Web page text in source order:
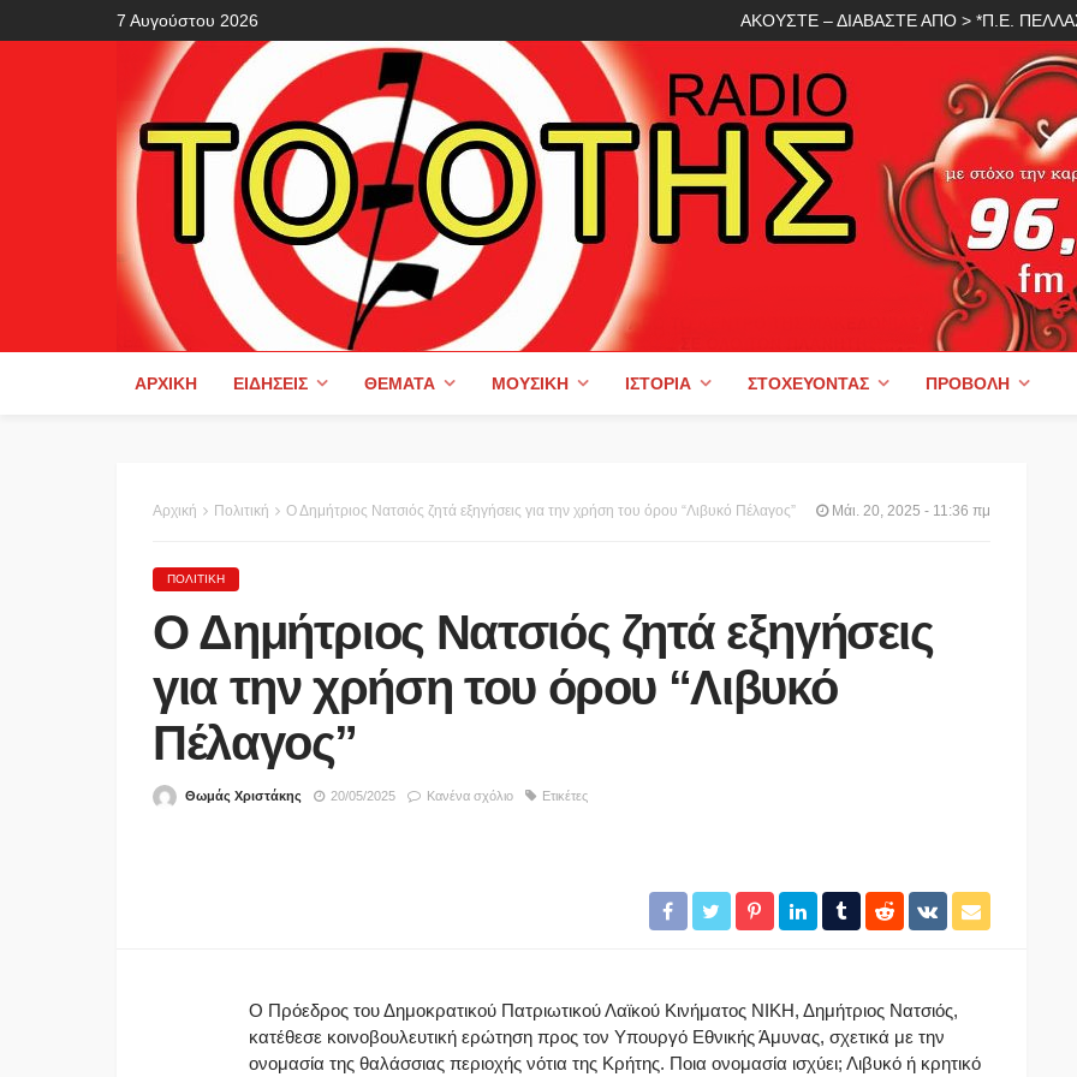
7 Αυγούστου 2026 ΑΚΟΥΣΤΕ – ΔΙΑΒΑΣΤΕ ΑΠΟ > *Π.Ε.
ΑΡΧΙΚΉ ΕΙΔΉΣΕΙΣ ΘΈΜΑΤΑ ΜΟΥΣΙΚΉ ΙΣΤΟΡΊΑ ΣΤΟΧΕΎΟΝΤΑΣ ΠΡΟΒΟΛΉ
Αρχική Πολιτική Ο Δημήτριος Νατσιός ζητά εξηγήσεις για την χρήση του όρου “Λιβυκό Πέλαγος” Μάι. 20, 2025 - 11:36 πμ
ΠΟΛΙΤΙΚΉ
Ο Δημήτριος Νατσιός ζητά εξηγήσεις
για την χρήση του όρου “Λιβυκό
Πέλαγος”
Θωμάς Χριστάκης 20/05/2025 Κανένα σχόλιο Ετικέτες
Ο Πρόεδρος του Δημοκρατικού Πατριωτικού Λαϊκού Κινήματος ΝΙΚΗ, Δημήτριος Νατσιός,
κατέθεσε κοινοβουλευτική ερώτηση προς τον Υπουργό Εθνικής Άμυνας, σχετικά με την
ονομασία της θαλάσσιας περιοχής νότια της Κρήτης. Ποια ονομασία ισχύει; Λιβυκό ή κρητικό
ΑΘΛΗΤΙΚΆ
Προκηρύξεις και δηλώσεις
συμμετοχής πρωταθλημάτων και
κυπέλλου 2026-27 ΠΡΟΚΗΡΥΞΗ
ΑΝΔΡΙΚΩΝ 2026-2027.
ΠΡΟΚΗΡΥΞΗ ΚΥΠΕΛΛΟΥ 2026-
τροχαίο έξω από την
Παλαιοκώμη – ΙΧ συγκρούστηκε